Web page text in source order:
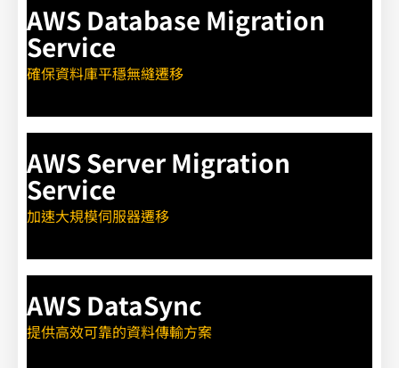
AWS Database Migration
Service
確保資料庫平穩無縫遷移
AWS Server Migration
Service
加速大規模伺服器遷移
AWS DataSync
提供高效可靠的資料傳輸方案